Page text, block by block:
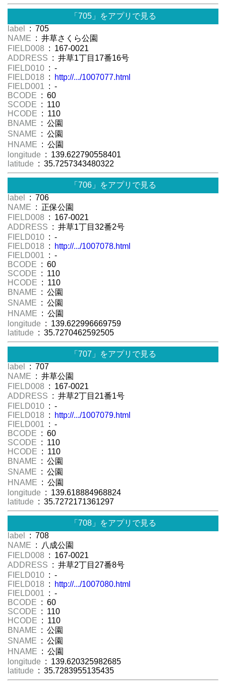
「705」をアプリで見る
label
: 705
NAME : 井草さくら公園
FIELD008 : 167-0021
ADDRESS : 井草1丁目17番16号
FIELD010 : -
FIELD018 :
http://.../1007077.html
FIELD001 : -
BCODE : 60
SCODE : 110
HCODE : 110
BNAME : 公園
SNAME : 公園
HNAME : 公園
longitude : 139.622790558401
latitude : 35.7257343480322
「706」をアプリで見る
label
: 706
NAME : 正保公園
FIELD008 : 167-0021
ADDRESS : 井草1丁目32番2号
FIELD010 : -
FIELD018 :
http://.../1007078.html
FIELD001 : -
BCODE : 60
SCODE : 110
HCODE : 110
BNAME : 公園
SNAME : 公園
HNAME : 公園
longitude : 139.622996669759
latitude : 35.7270462592505
「707」をアプリで見る
label
: 707
NAME : 井草公園
FIELD008 : 167-0021
ADDRESS : 井草2丁目21番1号
FIELD010 : -
FIELD018 :
http://.../1007079.html
FIELD001 : -
BCODE : 60
SCODE : 110
HCODE : 110
BNAME : 公園
SNAME : 公園
HNAME : 公園
longitude : 139.618884968824
latitude : 35.7272171361297
「708」をアプリで見る
label
: 708
NAME : 八成公園
FIELD008 : 167-0021
ADDRESS : 井草2丁目27番8号
FIELD010 : -
FIELD018 :
http://.../1007080.html
FIELD001 : -
BCODE : 60
SCODE : 110
HCODE : 110
BNAME : 公園
SNAME : 公園
HNAME : 公園
longitude : 139.620325982685
latitude : 35.7283955135435